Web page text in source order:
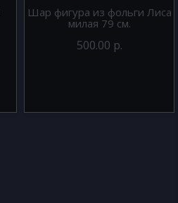
Шар фигура из фольги Лиса
милая 79 см.
500.00 р.